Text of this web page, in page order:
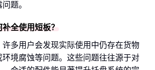
题。
全使用短板？
许多用户会发现实际使用中仍存在货物
境腐蚀等问题。这些问题往往源于对